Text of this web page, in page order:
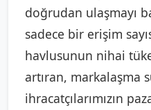
doğrudan ulaşmayı
sadece bir erişim
havlusunun nihai
artıran, markalaşma
ihracatçılarımızın